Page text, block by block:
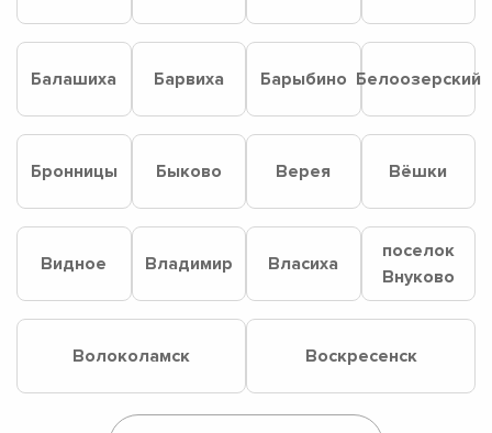
Балашиха Барвиха Барыбино Белоозерский
Бронницы Быково Верея Вёшки
Видное Владимир Власиха
поселок
Внуково
Волоколамск Воскресенск